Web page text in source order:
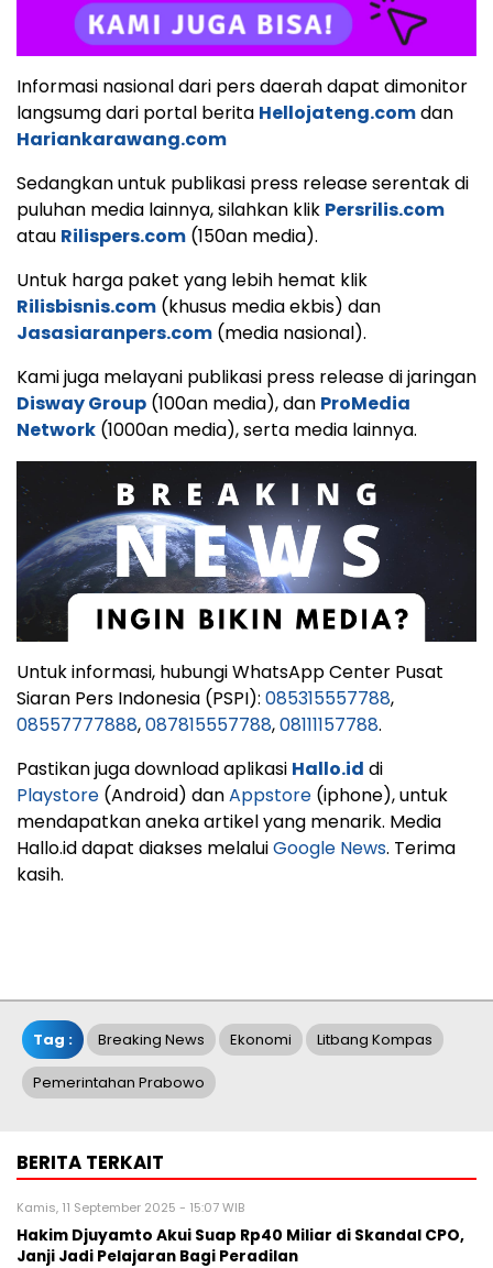
Informasi nasional dari pers daerah dapat dimonitor
langsumg dari portal berita Hellojateng.comdan
Hariankarawang.com
Sedangkan untuk publikasi press release serentak di
puluhan media lainnya, silahkan klik Persrilis.com
atau Rilispers.com (150an media).
Untuk harga paket yang lebih hemat klik
Rilisbisnis.com (khusus media ekbis) dan
Jasasiaranpers.com (media nasional).
Kami juga melayani publikasi press release di jaringan
Disway Group (100an media), dan ProMedia
Network (1000an media), serta media lainnya.
Untuk informasi, hubungi WhatsApp Center Pusat
Siaran Pers Indonesia (PSPI): 085315557788,
08557777888,087815557788,08111157788.
Pastikan juga download aplikasi Hallo.id di
Playstore (Android) danAppstore (iphone), untuk
mendapatkan aneka artikel yang menarik. Media
Hallo.id dapat diakses melaluiGoogle News. Terima
kasih.
Tag : Breaking News Ekonomi Litbang Kompas
Pemerintahan Prabowo
BERITA TERKAIT
Kamis, 11 September 2025 - 15:07 WIB
Hakim Djuyamto Akui Suap Rp40 Miliar di Skandal CPO,
Janji Jadi Pelajaran Bagi Peradilan